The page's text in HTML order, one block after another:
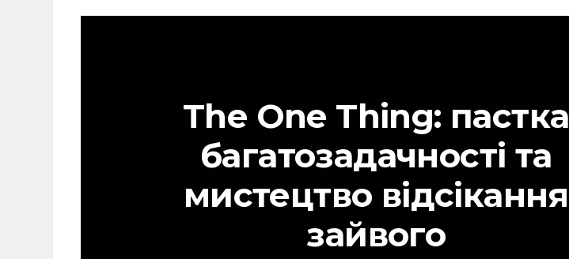
The One Thing: пастка
багатозадачності та
мистецтво відсікання
зайвого